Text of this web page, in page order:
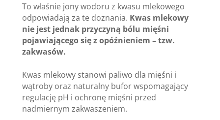
To właśnie jony wodoru z kwasu mlekowego
odpowiadają za te doznania. Kwas mlekowy
nie jest jednak przyczyną bólu mięśni
pojawiającego się z opóźnieniem – tzw.
zakwasów.
Kwas mlekowy stanowi paliwo dla mięśni i
wątroby oraz naturalny bufor wspomagający
regulację pH i ochronę mięśni przed
nadmiernym zakwaszeniem.